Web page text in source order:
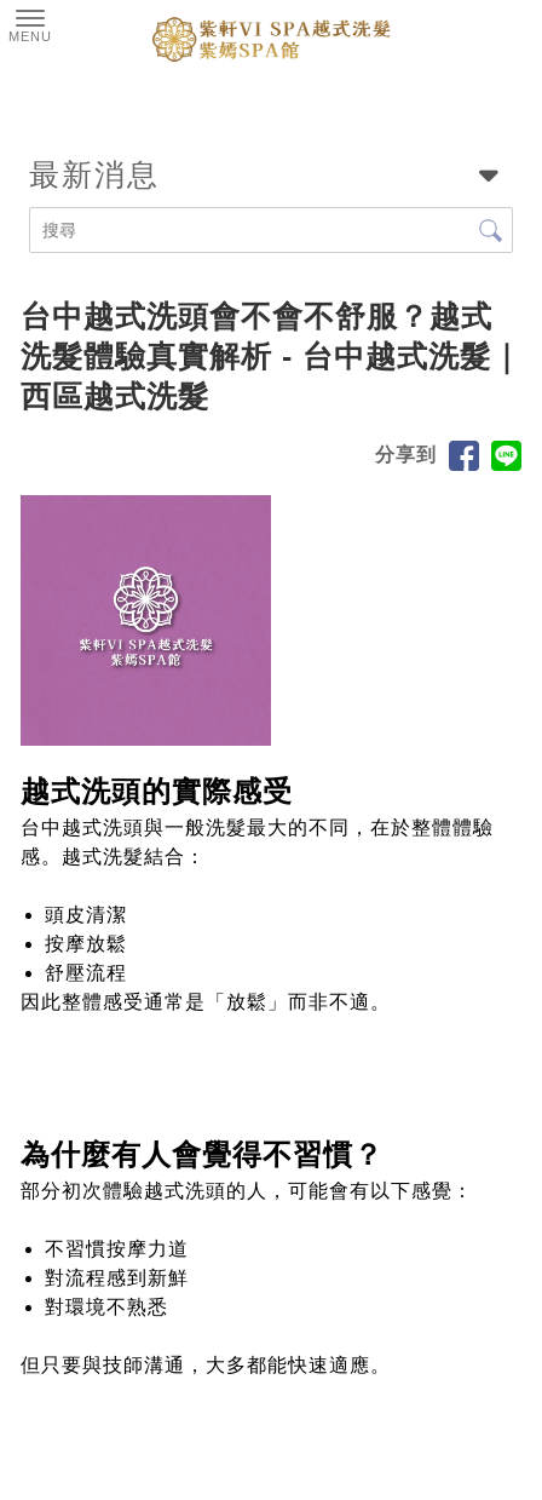
最新消息
台中越式洗頭會不會不舒服？越式
洗髮體驗真實解析 - 台中越式洗髮｜
西區越式洗髮
分享到
越式洗頭的實際感受
台中越式洗頭與一般洗髮最大的不同，在於整體體驗
感。越式洗髮結合：
頭皮清潔
按摩放鬆
舒壓流程
因此整體感受通常是「放鬆」而非不適。
為什麼有人會覺得不習慣？
部分初次體驗越式洗頭的人，可能會有以下感覺：
不習慣按摩力道
對流程感到新鮮
對環境不熟悉
但只要與技師溝通，大多都能快速適應。